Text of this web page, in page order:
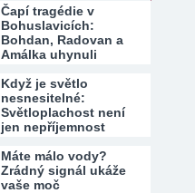
Čapí tragédie v
Bohuslavicích:
Bohdan, Radovan a
Amálka uhynuli
Když je světlo
nesnesitelné:
Světloplachost není
jen nepříjemnost
Máte málo vody?
Zrádný signál ukáže
vaše moč